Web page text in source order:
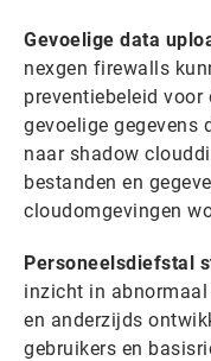
Gevoelige data
nexgen firewalls
preventiebeleid
gevoelige gegevens
naar shadow
bestanden en
cloudomgevingen
Personeelsdiefstal
inzicht in
en anderzijds
gebruikers en